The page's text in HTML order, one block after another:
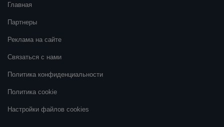
Главная
Партнеры
Реклама на сайте
Связаться с нами
Политика конфиденциальности
Политика cookie
Настройки файлов cookies